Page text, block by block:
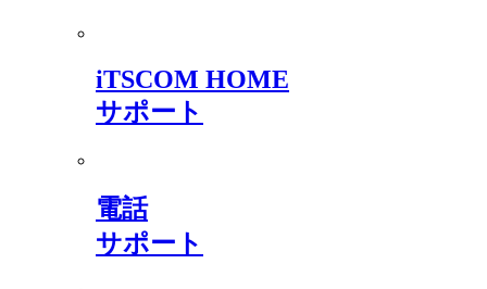
iTSCOM HOME
サポート
電話
サポート